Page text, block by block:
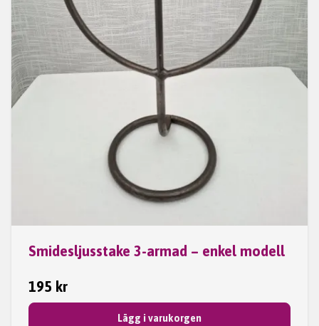
Smidesljusstake 3-armad – enkel modell
195 kr
Lägg i varukorgen